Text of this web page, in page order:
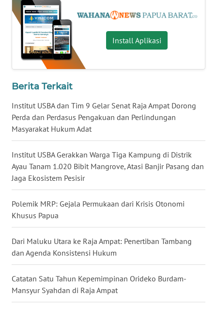
Install Aplikasi
Berita Terkait
Institut USBA dan Tim 9 Gelar Senat Raja Ampat Dorong
Perda dan Perdasus Pengakuan dan Perlindungan
Masyarakat Hukum Adat
Institut USBA Gerakkan Warga Tiga Kampung di Distrik
Ayau Tanam 1.020 Bibit Mangrove, Atasi Banjir Pasang dan
Jaga Ekosistem Pesisir
Polemik MRP: Gejala Permukaan dari Krisis Otonomi
Khusus Papua
Dari Maluku Utara ke Raja Ampat: Penertiban Tambang
dan Agenda Konsistensi Hukum
Catatan Satu Tahun Kepemimpinan Orideko Burdam-
Mansyur Syahdan di Raja Ampat
WN
BALI
WN
KALBAR
KALTENG
WN
KALSEL
WN
WN
GORONTALO
WN
SULUT